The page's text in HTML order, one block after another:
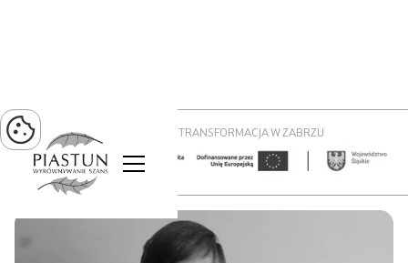
PROJEKT ZIELONA TRANSFORMACJA W ZABRZU